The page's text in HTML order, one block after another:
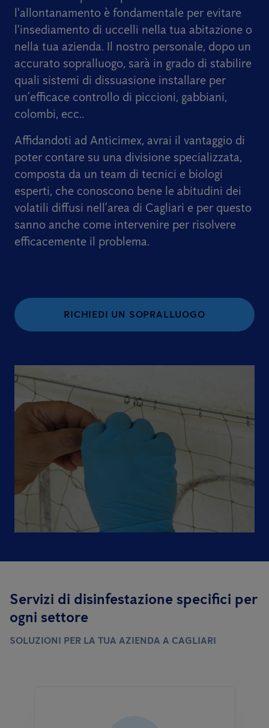
l'allontanamento è fondamentale per evitare
l'insediamento di uccelli nella tua abitazione o
nella tua azienda. Il nostro personale, dopo un
accurato sopralluogo, sarà in grado di stabilire
quali sistemi di dissuasione installare per
un’efficace controllo di piccioni, gabbiani,
colombi, ecc..
Affidandoti ad Anticimex, avrai il vantaggio di
poter contare su una divisione specializzata,
composta da un team di tecnici e biologi
esperti, che conoscono bene le abitudini dei
volatili diffusi nell’area di Cagliari e per questo
sanno anche come intervenire per risolvere
efficacemente il problema.
RICHIEDI UN SOPRALLUOGO
Servizi di disinfestazione specifici per
ogni settore
SOLUZIONI PER LA TUA AZIENDA A CAGLIARI